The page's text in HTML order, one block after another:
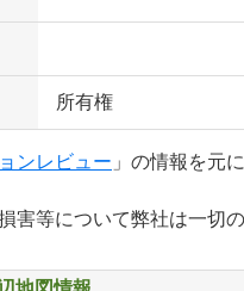
所有権
ンレビュー 」の情報を元
害等について弊社は一切